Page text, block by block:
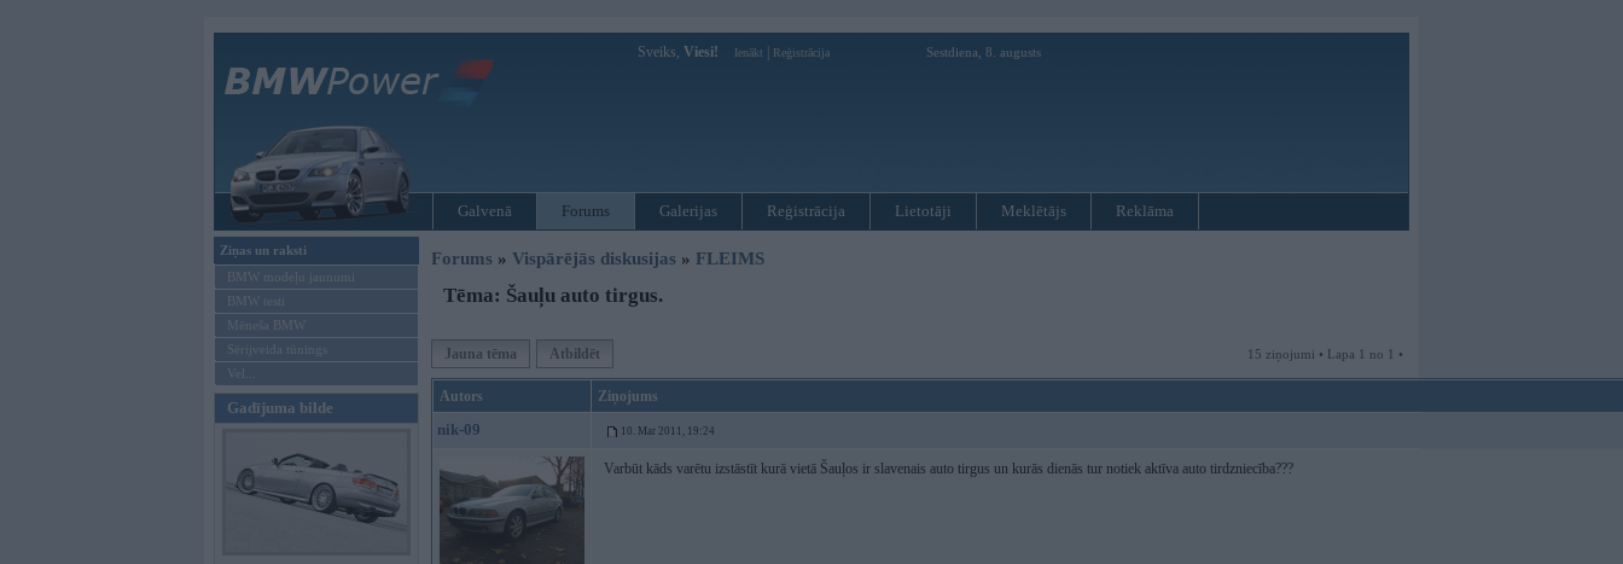
Sveiks, Viesi! Ienākt Reģistrācija Sestdiena, 8. augusts
Galvenā Forums Galerijas Reģistrācija Lietotāji Meklētājs Reklāma
Ziņas un raksti
BMW modeļu jaunumi
BMW testi
Mēneša BMW
Sērijveida tūnings
Vel...
Gadījuma bilde
Forums » Vispārējās diskusijas » FLEIMS
Tēma: Šauļu auto tirgus.
Jauna tēma Atbildēt 15 ziņojumi • Lapa 1 no 1 •
Autors Ziņojums
nik-09 10. Mar 2011, 19:24
Varbūt kāds varētu izstāstīt kurā vietā Šauļos ir slavenais auto tirgus un kurās dienās tur notiek aktīva auto tirdzniecība???